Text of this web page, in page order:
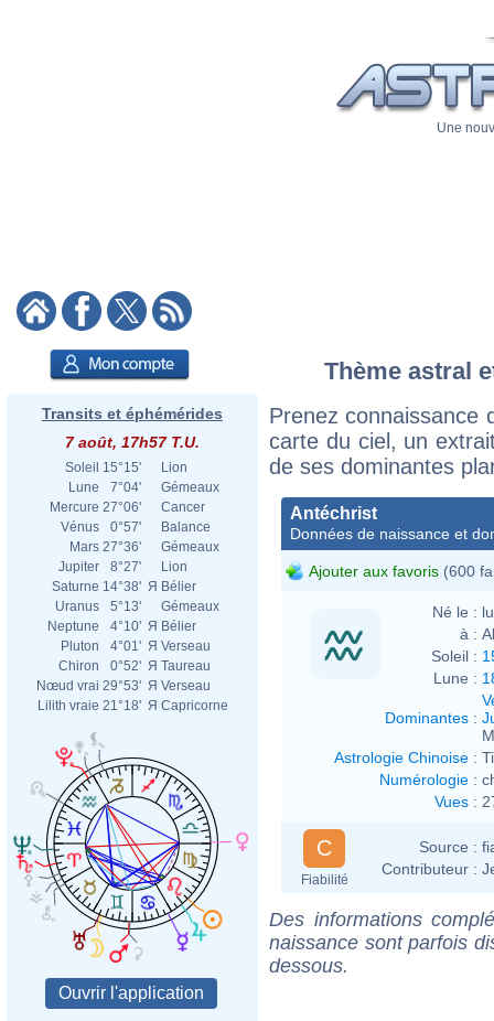
Une
Transits et éphémérides
7 août, 17h57 T.U.
Soleil 15°15'
Lion
Lune
7°04'
Gémeaux
Mercure 27°06'
Cancer
Vénus
0°57'
Balance
Mars 27°36'
Gémeaux
Jupiter
8°27'
Lion
Saturne 14°38' Я Bélier
Uranus
5°13'
Gémeaux
Neptune
4°10' Я Bélier
Pluton
4°01' Я Verseau
Chiron
0°52' Я Taureau
Nœud vrai 29°53' Я Verseau
Lilith vraie 21°18' Я Capricorne
Thème astral
Prenez connaissance
carte du ciel, un
de ses dominantes
Antéchrist
Données de naissance et
Ajouter aux favoris (600
Né le :
à :
Soleil :
Lune :
Dominantes :
Astrologie Chinoise :
Numérologie :
Vues :
C
Fiabilité
Source :
Contributeur :
Des informations
naissance sont parfois
dessous.